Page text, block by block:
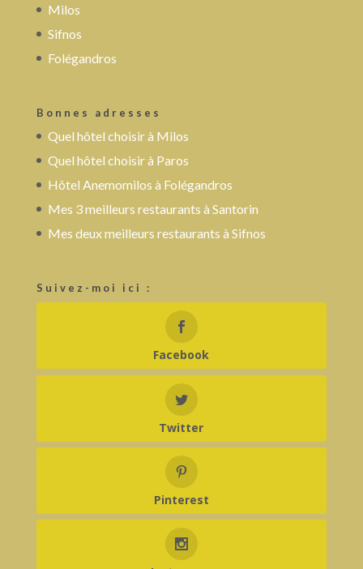
Milos
Sifnos
Folégandros
Bonnes adresses
Quel hôtel choisir à Milos
Quel hôtel choisir à Paros
Hôtel Anemomilos à Folégandros
Mes 3 meilleurs restaurants à Santorin
Mes deux meilleurs restaurants à Sifnos
Suivez-moi ici :
Facebook
Twitter
Pinterest